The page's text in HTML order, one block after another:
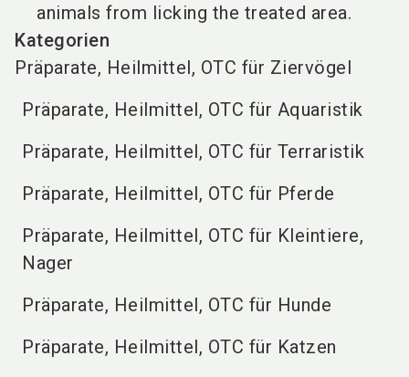
animals from licking the treated area.
Kategorien
Präparate, Heilmittel, OTC für Ziervögel
Präparate, Heilmittel, OTC für Aquaristik
Präparate, Heilmittel, OTC für Terraristik
Präparate, Heilmittel, OTC für Pferde
Präparate, Heilmittel, OTC für Kleintiere,
Nager
Präparate, Heilmittel, OTC für Hunde
Präparate, Heilmittel, OTC für Katzen